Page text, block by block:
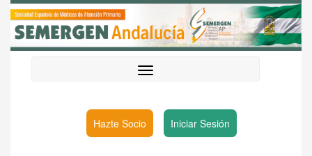
Hazte Socio Iniciar Sesión